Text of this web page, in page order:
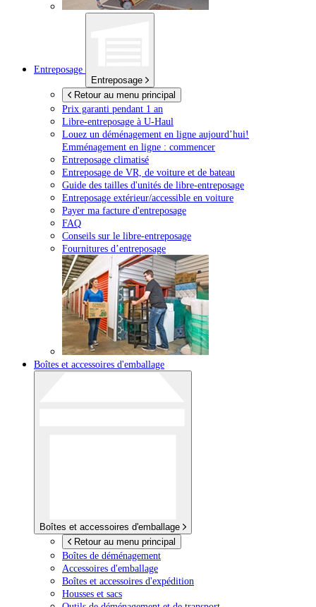
Entreposage
Entreposage
Retour au menu principal
Prix garanti pendant 1 an
Libre-entreposage à U-Haul
Louez un déménagement en ligne aujourd’hui!
Emménagement en ligne : commencer
Entreposage climatisé
Entreposage de VR, de voiture et de bateau
Guide des tailles d'unités de libre-entreposage
Entreposage extérieur/accessible en voiture
Payer ma facture d'entreposage
FAQ
Conseils sur le libre-entreposage
Fournitures d’entreposage
Boîtes et accessoires d'emballage
Boîtes et accessoires d'emballage
Retour au menu principal
Boîtes de déménagement
Accessoires d'emballage
Boîtes et accessoires d'expédition
Housses et sacs